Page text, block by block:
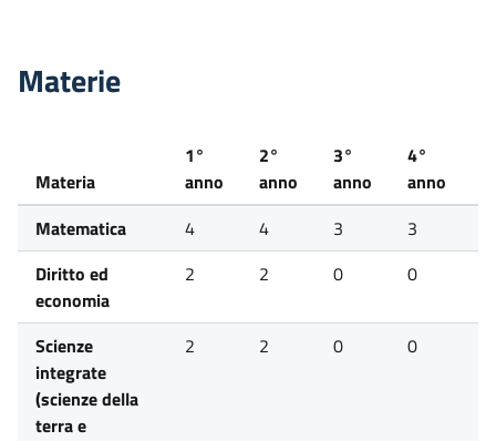
Materie
Materia
1°
anno
2°
anno
3°
anno
4°
anno
Matematica
4 4 3 3
Diritto ed
economia
2 2 0 0
Scienze
integrate
(scienze della
terra e
2 2 0 0